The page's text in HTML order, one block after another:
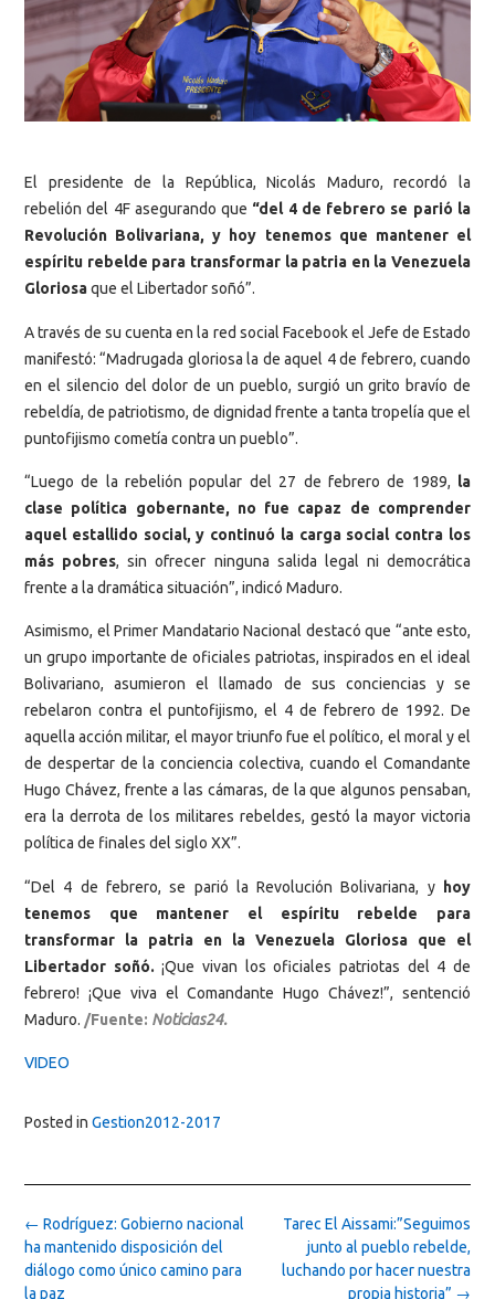
El presidente de la República, Nicolás Maduro, recordó la
rebelión del 4F asegurando que “del 4 de febrero se parió la
Revolución Bolivariana, y hoy tenemos que mantener el
espíritu rebelde para transformar la patria en la Venezuela
Gloriosaque el Libertador soñó”.
A través de su cuenta en la red social Facebook el Jefe de Estado
manifestó: “Madrugada gloriosa la de aquel 4 de febrero, cuando
en el silencio del dolor de un pueblo, surgió un grito bravío de
rebeldía, de patriotismo, de dignidad frente a tanta tropelía que el
puntofijismo cometía contra un pueblo”.
“Luego de la rebelión popular del 27 de febrero de 1989, la
clase política gobernante, no fue capaz de comprender
aquel estallido social, y continuó la carga social contra los
más pobres, sin ofrecer ninguna salida legal ni democrática
frente a la dramática situación”, indicó Maduro.
Asimismo, el Primer Mandatario Nacional destacó que “ante esto,
un grupo importante de oficiales patriotas, inspirados en el ideal
Bolivariano, asumieron el llamado de sus conciencias y se
rebelaron contra el puntofijismo, el 4 de febrero de 1992. De
aquella acción militar, el mayor triunfo fue el político, el moral y el
de despertar de la conciencia colectiva, cuando el Comandante
Hugo Chávez, frente a las cámaras, de la que algunos pensaban,
era la derrota de los militares rebeldes, gestó la mayor victoria
política de finales del siglo XX”.
“Del 4 de febrero, se parió la Revolución Bolivariana, y
hoy
tenemos que mantener el espíritu rebelde para
transformar la patria en la Venezuela Gloriosa que el
Libertador soñó. ¡Que vivan los oficiales patriotas del 4 de
febrero! ¡Que viva el Comandante Hugo Chávez!”, sentenció
Maduro. /Fuente: Noticias24.
VIDEO
Posted in Gestion2012-2017
Post
navigation
Tarec El Aissami:”Seguimos
junto al pueblo rebelde,
luchando por hacer nuestra
propia historia” →
← Rodríguez: Gobierno nacional
ha mantenido disposición del
diálogo como único camino para
la paz